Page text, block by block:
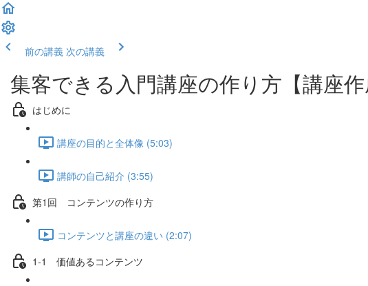
前の講義 次の講義
集客できる入門講座の作り方【講座
はじめに
講座の目的と全体像 (5:03)
講師の自己紹介 (3:55)
第1回 コンテンツの作り方
コンテンツと講座の違い (2:07)
1-1 価値あるコンテンツ